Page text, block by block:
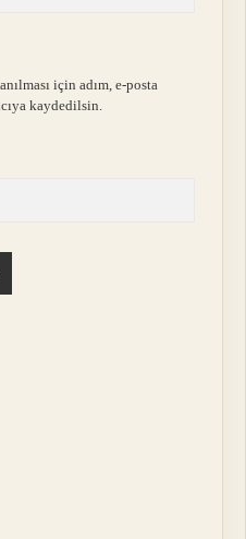
için adım, e-posta
kaydedilsin.